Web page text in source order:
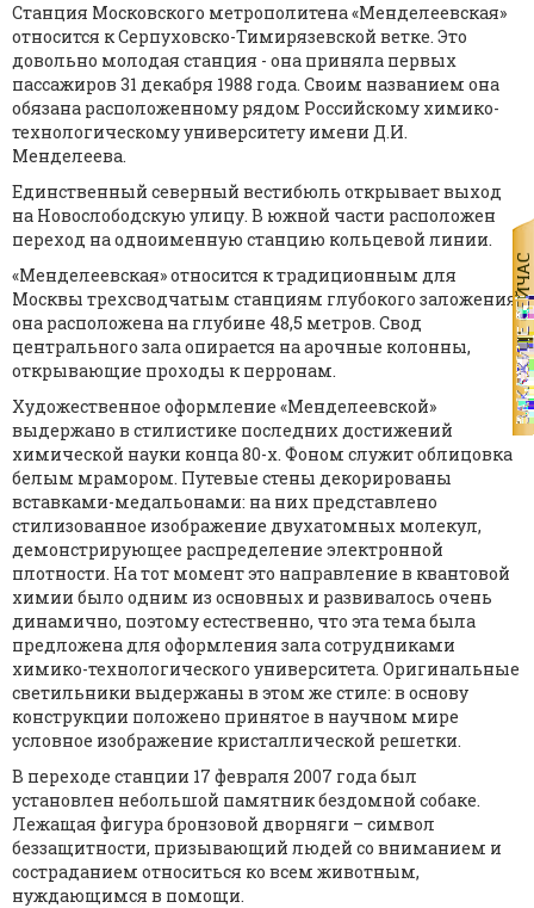
Станция Московского метрополитена «Менделеевская»
относится к Серпуховско-Тимирязевской ветке. Это
довольно молодая станция - она приняла первых
пассажиров 31 декабря 1988 года. Своим названием она
обязана расположенному рядом Российскому химико-
технологическому университету имени Д.И.
Менделеева.
Единственный северный вестибюль открывает выход
на Новослободскую улицу. В южной части расположен
переход на одноименную станцию кольцевой линии.
«Менделеевская» относится к традиционным для
Москвы трехсводчатым станциям глубокого заложения:
она расположена на глубине 48,5 метров. Свод
центрального зала опирается на арочные колонны,
открывающие проходы к перронам.
Художественное оформление «Менделеевской»
выдержано в стилистике последних достижений
химической науки конца 80-х. Фоном служит облицовка
белым мрамором. Путевые стены декорированы
вставками-медальонами: на них представлено
стилизованное изображение двухатомных молекул,
демонстрирующее распределение электронной
плотности. На тот момент это направление в квантовой
химии было одним из основных и развивалось очень
динамично, поэтому естественно, что эта тема была
предложена для оформления зала сотрудниками
химико-технологического университета. Оригинальные
светильники выдержаны в этом же стиле: в основу
конструкции положено принятое в научном мире
условное изображение кристаллической решетки.
В переходе станции 17 февраля 2007 года был
установлен небольшой памятник бездомной собаке.
Лежащая фигура бронзовой дворняги – символ
беззащитности, призывающий людей со вниманием и
состраданием относиться ко всем животным,
нуждающимся в помощи.